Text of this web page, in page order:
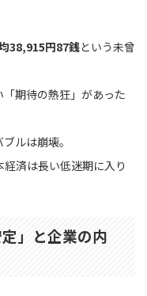
38,915円87銭という未曾
期待の熱狂」があった
ルは崩壊。
済は長い低迷期に入り
」と企業の内